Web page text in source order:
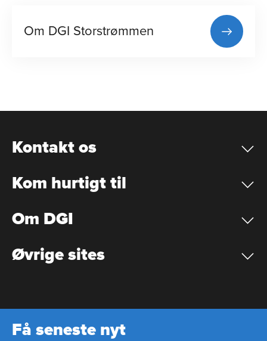
Om DGI Storstrømmen
Kontakt os
Kom hurtigt til
Om DGI
Øvrige sites
Få seneste nyt